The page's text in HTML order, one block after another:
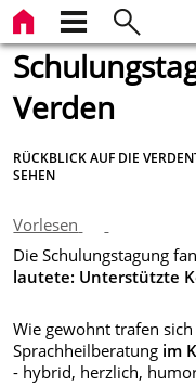
Verden
RÜCKBLICK AUF DIE
SEHEN
Vorlesen
Die Schulungstagung
lautete: Unterstützte
Wie gewohnt trafen
Sprachheilberatung im
- hybrid, herzlich,